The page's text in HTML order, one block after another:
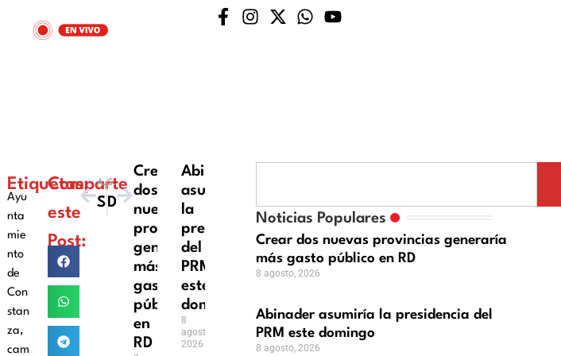
Etiquetas:
Ayu
nta
mie
nto
de
Con
stan
za,
cam
Comparte
este
Post:
ANTERIOR
Senado de EEUU confirma a Leah Campos como nueva embajadora en República Dominicana
SIGUIENTE
Derrumbe de edificio en Madrid deja cuatro muertos
Crear
dos
nuevas
provincias
generaría
más
gasto
público
en
RD
Abinader
asumiría
la
presidencia
del
PRM
este
domingo
8
agosto,
2026
Noticias Populares
Crear dos nuevas provincias generaría
más gasto público en RD
8 agosto, 2026
Abinader asumiría la presidencia del
PRM este domingo
8 agosto, 2026